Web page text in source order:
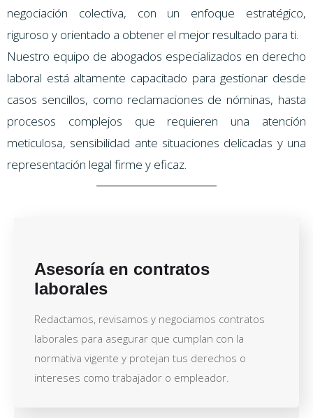
negociación colectiva, con un enfoque estratégico,
riguroso y orientado a obtener el mejor resultado para ti.
Nuestro equipo de abogados especializados en derecho
laboral está altamente capacitado para gestionar desde
casos sencillos, como reclamaciones de nóminas, hasta
procesos complejos que requieren una atención
meticulosa, sensibilidad ante situaciones delicadas y una
representación legal firme y eficaz.
Asesoría en contratos
laborales
Redactamos, revisamos y negociamos contratos
laborales para asegurar que cumplan con la
normativa vigente y protejan tus derechos o
intereses como trabajador o empleador.